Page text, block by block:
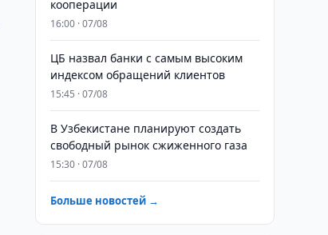
кооперации
16:00 · 07/08
ЦБ назвал банки с самым высоким
индексом обращений клиентов
15:45 · 07/08
В Узбекистане планируют создать
свободный рынок сжиженного газа
15:30 · 07/08
Больше новостей →